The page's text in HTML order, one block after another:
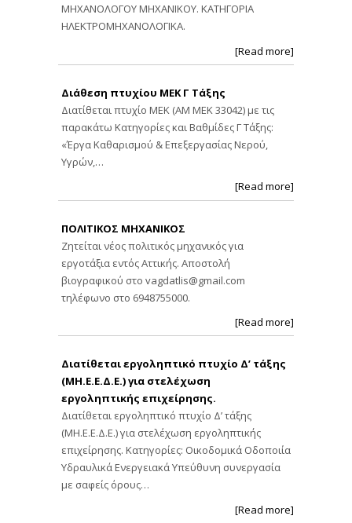
ΜΗΧΑΝΟΛΟΓΟΥ ΜΗΧΑΝΙΚΟΥ. ΚΑΤΗΓΟΡΙΑ
ΗΛΕΚΤΡΟΜΗΧΑΝΟΛΟΓΙΚΑ.
[Read more]
Διάθεση πτυχίου ΜΕΚ Γ Τάξης
Διατίθεται πτυχίο ΜΕΚ (ΑΜ ΜΕΚ 33042) με τις
παρακάτω Κατηγορίες και Βαθμίδες Γ Τάξης:
«Έργα Καθαρισμού & Επεξεργασίας Νερού,
Υγρών,…
[Read more]
ΠΟΛΙΤΙΚΟΣ ΜΗΧΑΝΙΚΟΣ
Ζητείται νέος πολιτικός μηχανικός για
εργοτάξια εντός Αττικής. Αποστολή
βιογραφικού στο vagdatlis@gmail.com
τηλέφωνο στο 6948755000.
[Read more]
Διατίθεται εργοληπτικό πτυχίο Δ’ τάξης
(ΜΗ.Ε.Ε.Δ.Ε.) για στελέχωση
εργοληπτικής επιχείρησης.
Διατίθεται εργοληπτικό πτυχίο Δ’ τάξης
(ΜΗ.Ε.Ε.Δ.Ε.) για στελέχωση εργοληπτικής
επιχείρησης. Κατηγορίες: Οικοδομικά Οδοποιία
Υδραυλικά Ενεργειακά Υπεύθυνη συνεργασία
με σαφείς όρους…
[Read more]